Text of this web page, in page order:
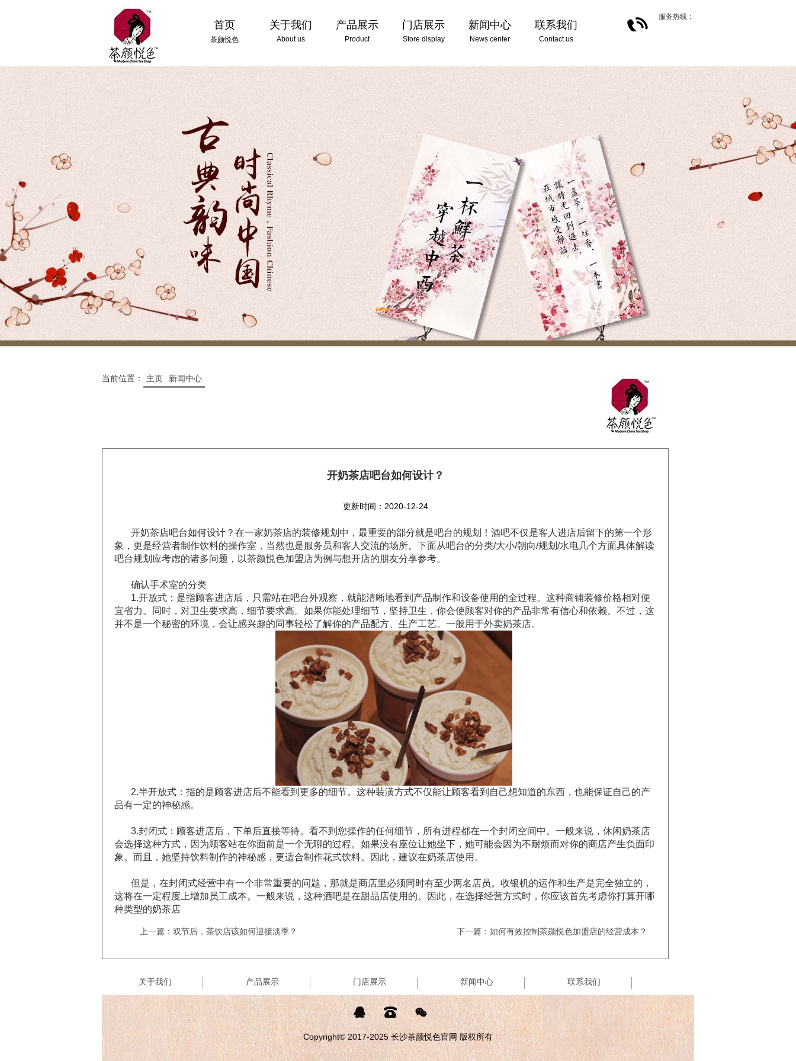
首页
茶颜悦色
关于我们
About us
产品展示
Product
门店展示
Store display
新闻中心
News center
联系我们
Contact us
服务热线：
当前位置： 主页 新闻中心
开奶茶店吧台如何设计？
更新时间：2020-12-24
开奶茶店吧台如何设计？在一家奶茶店的装修规划中，最重要的部分就是吧台的规划！酒吧不仅是客人进店后留下的第一个形
象，更是经营者制作饮料的操作室，当然也是服务员和客人交流的场所。下面从吧台的分类/大小/朝向/规划/水电几个方面具体解读
吧台规划应考虑的诸多问题，以茶颜悦色加盟店为例与想开店的朋友分享参考。
确认手术室的分类
1.开放式：是指顾客进店后，只需站在吧台外观察，就能清晰地看到产品制作和设备使用的全过程。这种商铺装修价格相对便
宜省力。同时，对卫生要求高，细节要求高。如果你能处理细节，坚持卫生，你会使顾客对你的产品非常有信心和依赖。不过，这
并不是一个秘密的环境，会让感兴趣的同事轻松了解你的产品配方、生产工艺。一般用于外卖奶茶店。
2.半开放式：指的是顾客进店后不能看到更多的细节。这种装潢方式不仅能让顾客看到自己想知道的东西，也能保证自己的产
品有一定的神秘感。
3.封闭式：顾客进店后，下单后直接等待。看不到您操作的任何细节，所有进程都在一个封闭空间中。一般来说，休闲奶茶店
会选择这种方式，因为顾客站在你面前是一个无聊的过程。如果没有座位让她坐下，她可能会因为不耐烦而对你的商店产生负面印
象。而且，她坚持饮料制作的神秘感，更适合制作花式饮料。因此，建议在奶茶店使用。
但是，在封闭式经营中有一个非常重要的问题，那就是商店里必须同时有至少两名店员。收银机的运作和生产是完全独立的，
这将在一定程度上增加员工成本。一般来说，这种酒吧是在甜品店使用的。因此，在选择经营方式时，你应该首先考虑你打算开哪
种类型的奶茶店
上一篇：双节后，茶饮店该如何迎接淡季？ 下一篇：如何有效控制茶颜悦色加盟店的经营成本？
关于我们 产品展示 门店展示 新闻中心 联系我们
  
Copyright© 2017-2025 长沙茶颜悦色官网 版权所有